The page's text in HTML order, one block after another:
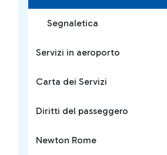
Segnaletica
Servizi in aeroporto
Carta dei Servizi
Diritti del passeggero
Newton Rome